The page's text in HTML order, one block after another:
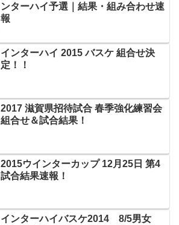
ンターハイ予選｜結果・組み合わせ速
報
インターハイ 2015 バスケ 組合せ決
定！！
2017 滋賀県招待試合 春季強化練習会
組合せ＆試合結果！
2015ウインターカップ 12月25日 第4
試合結果速報！
インターハイバスケ2014 8/5男女